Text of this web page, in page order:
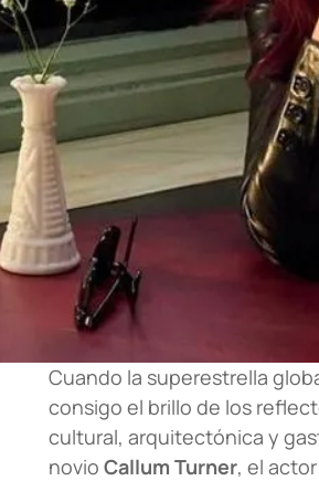
Cuando la superestrella
consigo el brillo de los
cultural, arquitectónica y
novio Callum Turner, el